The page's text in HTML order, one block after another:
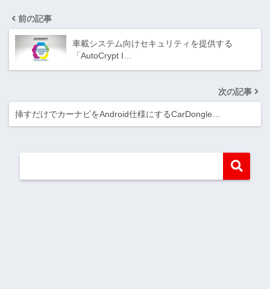
前の記事
車載システム向けセキュリティを提供する
「AutoCrypt I…
次の記事
挿すだけでカーナビをAndroid仕様にするCarDongle…